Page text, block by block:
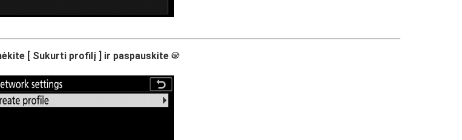
[ Sukurti profilį ] ir paspauskite J